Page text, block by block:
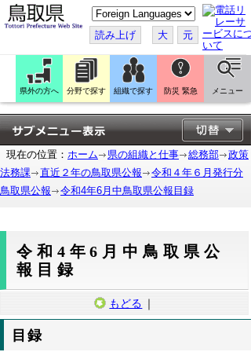
こ
の
ペ
ー
ジ
翻
訳
す
る
読み上げ 大 元
県外の方へ 分野で探す 組織で探す 防災 緊急 メニュー
現在の位置： ホーム 県の組織と仕事 総務部
政策
法務課
直近２年の鳥取県公報
令和４年６月発行分
鳥取県公報
令和4年6月中鳥取県公報目録
令和4年6月中鳥取県公
報目録
もどる ｜
目録